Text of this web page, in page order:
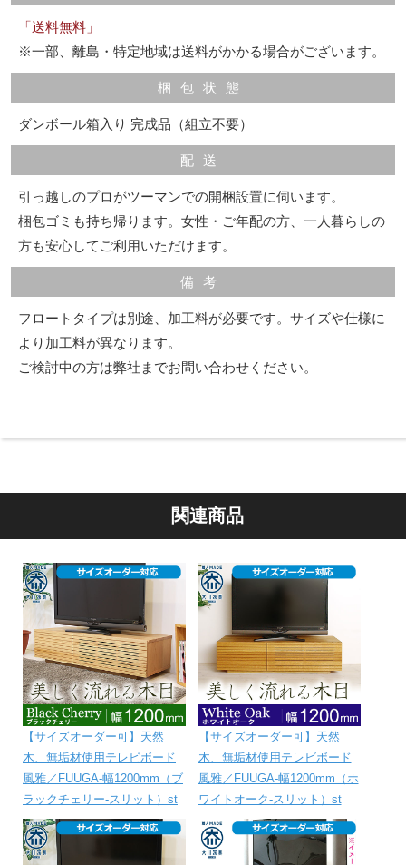
「送料無料」
※一部、離島・特定地域は送料がかかる場合がございます。
梱包状態
ダンボール箱入り 完成品（組立不要）
配送
引っ越しのプロがツーマンでの開梱設置に伺います。
梱包ゴミも持ち帰ります。女性・ご年配の方、一人暮らしの
方も安心してご利用いただけます。
備考
フロートタイプは別途、加工料が必要です。サイズや仕様に
より加工料が異なります。
ご検討中の方は弊社までお問い合わせください。
関連商品
【サイズオーダー可】天然
木、無垢材使用テレビボード
風雅／FUUGA-幅1200mm（ブ
ラックチェリー‐スリット）st
【サイズオーダー可】天然
木、無垢材使用テレビボード
風雅／FUUGA-幅1200mm（ホ
ワイトオーク‐スリット）st